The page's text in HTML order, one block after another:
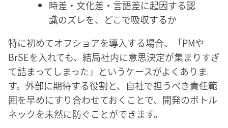
時差・文化差・言語差に起因する認
識のズレを、どこで吸収するか
特に初めてオフショアを導入する場合、「PMや
BrSEを入れても、結局社内に意思決定が集まりすぎ
て詰まってしまった」というケースがよくありま
す。外部に期待する役割と、自社で担うべき責任範
囲を早めにすり合わせておくことで、開発のボトル
ネックを未然に防ぐことができます。